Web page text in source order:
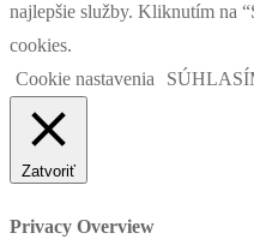
najlepšie služby. Kliknutím na
cookies.
Cookie nastavenia
Zatvoriť
Privacy Overview